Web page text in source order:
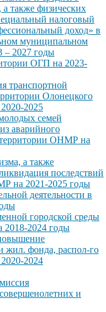
а также физических
налоговый
доход» в
муниципальном
– 2027 годы
ОГП на 2023-
транспортной
Олонецкого
2025
семей
аварийного
ОНМР на
а также
последствий
на 2021-2025 годы
деятельности в
городской среды
2018-2024 годы
жил. фонда, распол-го
2024
и